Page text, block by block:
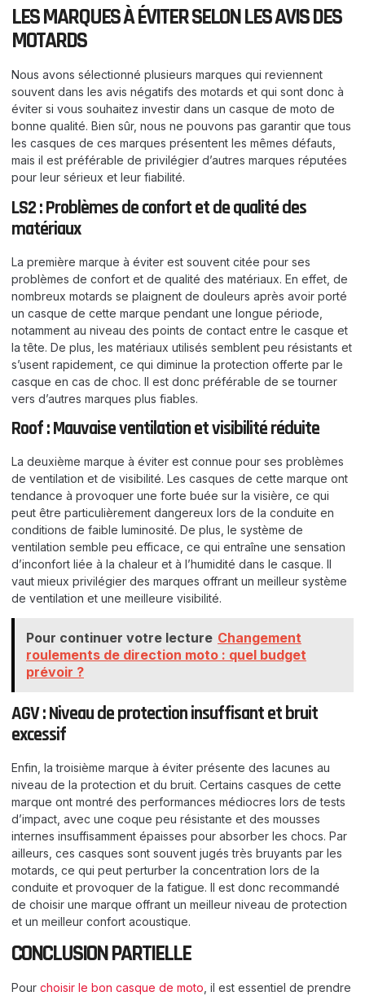
LES MARQUES À ÉVITER SELON LES AVIS DES
MOTARDS
Nous avons sélectionné plusieurs marques qui reviennent
souvent dans les avis négatifs des motards et qui sont donc à
éviter si vous souhaitez investir dans un casque de moto de
bonne qualité. Bien sûr, nous ne pouvons pas garantir que tous
les casques de ces marques présentent les mêmes défauts,
mais il est préférable de privilégier d’autres marques réputées
pour leur sérieux et leur fiabilité.
LS2 : Problèmes de confort et de qualité des
matériaux
La première marque à éviter est souvent citée pour ses
problèmes de confort et de qualité des matériaux. En effet, de
nombreux motards se plaignent de douleurs après avoir porté
un casque de cette marque pendant une longue période,
notamment au niveau des points de contact entre le casque et
la tête. De plus, les matériaux utilisés semblent peu résistants et
s’usent rapidement, ce qui diminue la protection offerte par le
casque en cas de choc. Il est donc préférable de se tourner
vers d’autres marques plus fiables.
Roof : Mauvaise ventilation et visibilité réduite
La deuxième marque à éviter est connue pour ses problèmes
de ventilation et de visibilité. Les casques de cette marque ont
tendance à provoquer une forte buée sur la visière, ce qui
peut être particulièrement dangereux lors de la conduite en
conditions de faible luminosité. De plus, le système de
ventilation semble peu efficace, ce qui entraîne une sensation
d’inconfort liée à la chaleur et à l’humidité dans le casque. Il
vaut mieux privilégier des marques offrant un meilleur système
de ventilation et une meilleure visibilité.
Pour continuer votre lecture Changement
roulements de direction moto : quel budget
prévoir ?
AGV : Niveau de protection insuffisant et bruit
excessif
Enfin, la troisième marque à éviter présente des lacunes au
niveau de la protection et du bruit. Certains casques de cette
marque ont montré des performances médiocres lors de tests
d’impact, avec une coque peu résistante et des mousses
internes insuffisamment épaisses pour absorber les chocs. Par
ailleurs, ces casques sont souvent jugés très bruyants par les
motards, ce qui peut perturber la concentration lors de la
conduite et provoquer de la fatigue. Il est donc recommandé
de choisir une marque offrant un meilleur niveau de protection
et un meilleur confort acoustique.
CONCLUSION PARTIELLE
Pour choisir le bon casque de moto , il est essentiel de prendre